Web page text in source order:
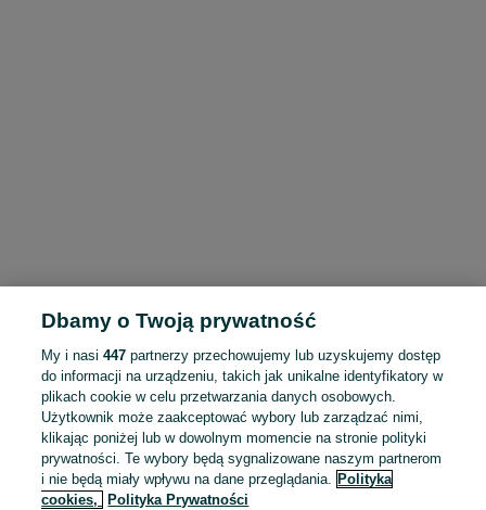
Dbamy o Twoją prywatność
My i nasi447 partnerzy przechowujemy lub uzyskujemy dostęp
do informacji na urządzeniu, takich jak unikalne identyfikatory w
plikach cookie w celu przetwarzania danych osobowych.
Użytkownik może zaakceptować wybory lub zarządzać nimi,
klikając poniżej lub w dowolnym momencie na stronie polityki
prywatności. Te wybory będą sygnalizowane naszym partnerom
i nie będą miały wpływu na dane przeglądania. Polityka
cookies,
Polityka Prywatności